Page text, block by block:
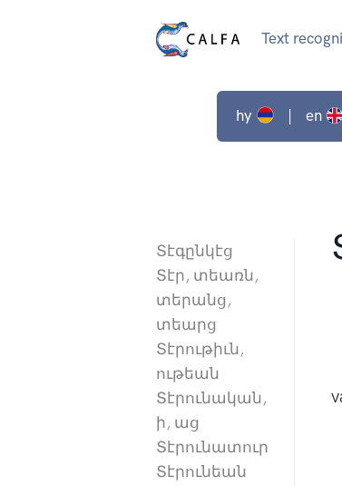
Text
hy | en
Տէգընկէց
Տէր, տեառն,
տերանց,
տեարց
Տէրութիւն,
ութեան
Տէրունական,
ի, աց
Տէրունատուր
Տէրունեան